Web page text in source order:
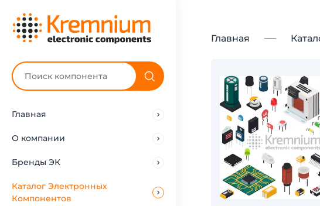
Главная
О компании
Бренды ЭК
Каталог Электронных
Компонентов
Главная